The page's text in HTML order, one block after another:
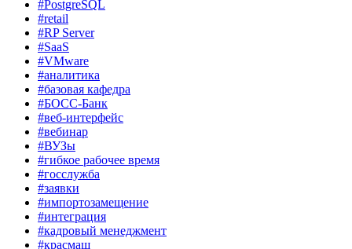
#PostgreSQL
#retail
#RP Server
#SaaS
#VMware
#аналитика
#базовая кафедра
#БОСС-Банк
#веб-интерфейс
#вебинар
#ВУЗы
#гибкое рабочее время
#госслужба
#заявки
#импортозамещение
#интеграция
#кадровый менеджмент
#красмаш